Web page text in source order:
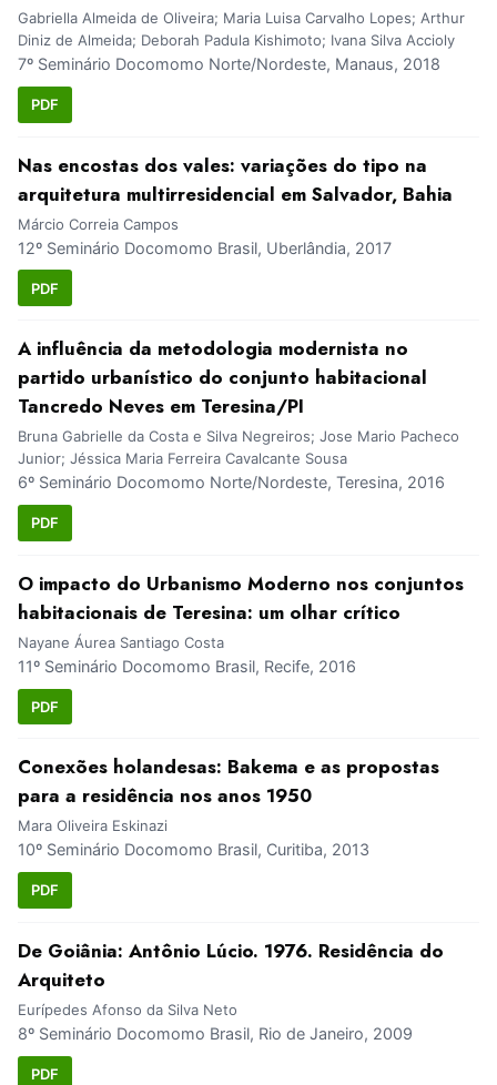
Gabriella Almeida de Oliveira; Maria Luisa Carvalho Lopes; Arthur
Diniz de Almeida; Deborah Padula Kishimoto; Ivana Silva Accioly
7º Seminário Docomomo Norte/Nordeste, Manaus, 2018
PDF
Nas encostas dos vales: variações do tipo na
arquitetura multirresidencial em Salvador, Bahia
Márcio Correia Campos
12º Seminário Docomomo Brasil, Uberlândia, 2017
PDF
A influência da metodologia modernista no
partido urbanístico do conjunto habitacional
Tancredo Neves em Teresina/PI
Bruna Gabrielle da Costa e Silva Negreiros; Jose Mario Pacheco
Junior; Jéssica Maria Ferreira Cavalcante Sousa
6º Seminário Docomomo Norte/Nordeste, Teresina, 2016
PDF
O impacto do Urbanismo Moderno nos conjuntos
habitacionais de Teresina: um olhar crítico
Nayane Áurea Santiago Costa
11º Seminário Docomomo Brasil, Recife, 2016
PDF
Conexões holandesas: Bakema e as propostas
para a residência nos anos 1950
Mara Oliveira Eskinazi
10º Seminário Docomomo Brasil, Curitiba, 2013
PDF
De Goiânia: Antônio Lúcio. 1976. Residência do
Arquiteto
Eurípedes Afonso da Silva Neto
8º Seminário Docomomo Brasil, Rio de Janeiro, 2009
PDF